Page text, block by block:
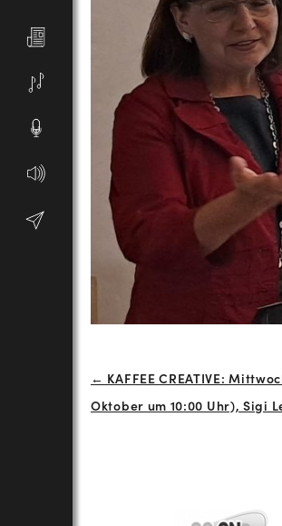
Navigation
← KAFFEE CREATIVE:
Oktober um 10:00 Uhr), Sigi